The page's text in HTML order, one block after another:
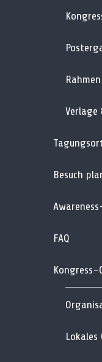
Verlage
Besuch
FAQ
Kongress-